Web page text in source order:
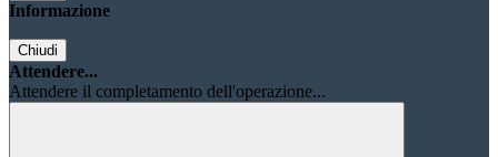
Informazione
Chiudi
Attendere...
Attendere il completamento dell'operazione...